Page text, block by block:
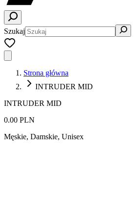
Szukaj
Strona główna
INTRUDER MID
INTRUDER MID
0.00 PLN
Męskie, Damskie, Unisex